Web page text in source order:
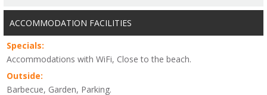
ACCOMMODATION FACILITIES
Specials:
Accommodations with WiFi, Close to the beach.
Outside:
Barbecue, Garden, Parking.